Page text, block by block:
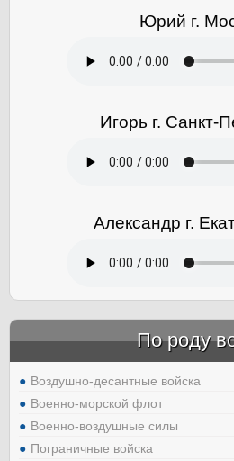
Юрий г.
Игорь г. Санкт-
Александр г.
По роду
Воздушно-десантные войска
Военно-морской флот
Военно-воздушные силы
Пограничные войска